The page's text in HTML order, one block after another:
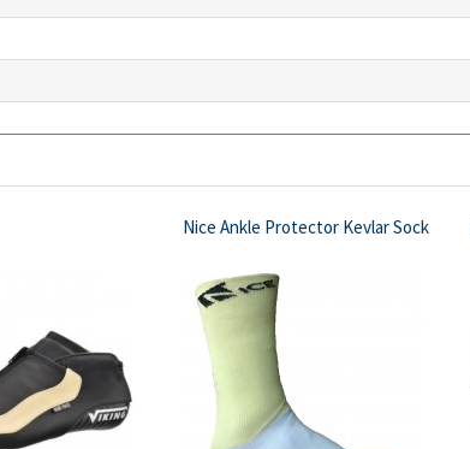
Nice Ankle Protector Kevlar Sock